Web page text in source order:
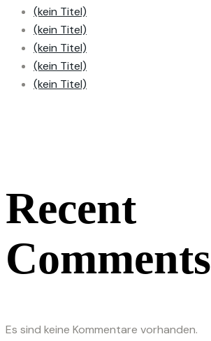
(kein Titel)
(kein Titel)
(kein Titel)
(kein Titel)
(kein Titel)
Recent
Comments
Es sind keine Kommentare vorhanden.